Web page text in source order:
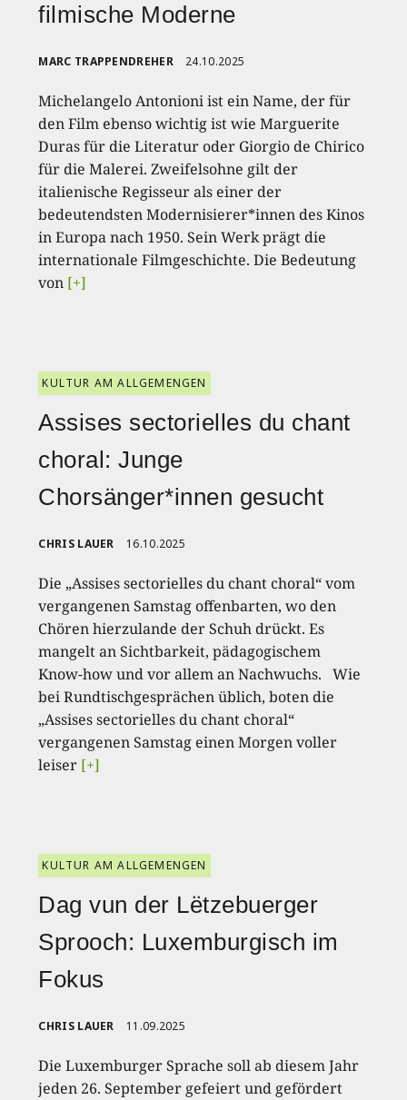
filmische Moderne
MARC TRAPPENDREHER 24.10.2025
Michelangelo Antonioni ist ein Name, der für
den Film ebenso wichtig ist wie Marguerite
Duras für die Literatur oder Giorgio de Chirico
für die Malerei. Zweifelsohne gilt der
italienische Regisseur als einer der
bedeutendsten Modernisierer*innen des Kinos
in Europa nach 1950. Sein Werk prägt die
internationale Filmgeschichte. Die Bedeutung
von [+]
KULTUR AM ALLGEMENGEN
Assises sectorielles du chant
choral: Junge
Chorsänger*innen gesucht
CHRIS LAUER 16.10.2025
Die „Assises sectorielles du chant choral“ vom
vergangenen Samstag offenbarten, wo den
Chören hierzulande der Schuh drückt. Es
mangelt an Sichtbarkeit, pädagogischem
Know-how und vor allem an Nachwuchs. Wie
bei Rundtischgesprächen üblich, boten die
„Assises sectorielles du chant choral“
vergangenen Samstag einen Morgen voller
leiser [+]
KULTUR AM ALLGEMENGEN
Dag vun der Lëtzebuerger
Sprooch: Luxemburgisch im
Fokus
CHRIS LAUER 11.09.2025
Die Luxemburger Sprache soll ab diesem Jahr
jeden 26. September gefeiert und gefördert